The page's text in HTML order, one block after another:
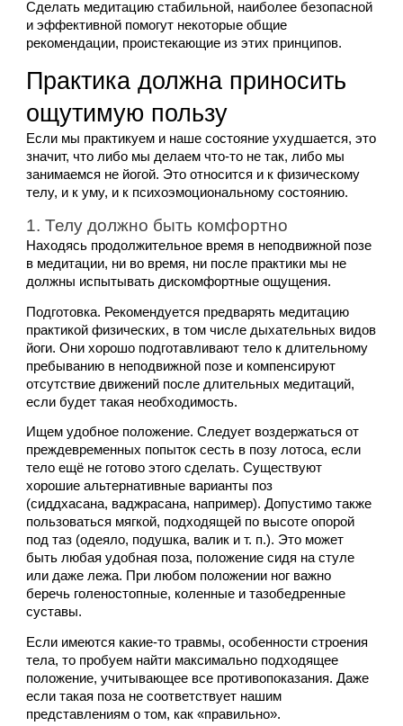
Сделать медитацию стабильной, наиболее безопасной
и эффективной помогут некоторые общие
рекомендации, проистекающие из этих принципов.
Практика должна приносить
ощутимую пользу
Если мы практикуем и наше состояние ухудшается, это
значит, что либо мы делаем что-то не так, либо мы
занимаемся не йогой. Это относится и к физическому
телу, и к уму, и к психоэмоциональному состоянию.
1. Телу должно быть комфортно
Находясь продолжительное время в неподвижной позе
в медитации, ни во время, ни после практики мы не
должны испытывать дискомфортные ощущения.
Подготовка. Рекомендуется предварять медитацию
практикой физических, в том числе дыхательных видов
йоги. Они хорошо подготавливают тело к длительному
пребыванию в неподвижной позе и компенсируют
отсутствие движений после длительных медитаций,
если будет такая необходимость.
Ищем удобное положение. Следует воздержаться от
преждевременных попыток сесть в позу лотоса, если
тело ещё не готово этого сделать. Существуют
хорошие альтернативные варианты поз
(сиддхасана, ваджрасана, например). Допустимо также
пользоваться мягкой, подходящей по высоте опорой
под таз (одеяло, подушка, валик и т. п.). Это может
быть любая удобная поза, положение сидя на стуле
или даже лежа. При любом положении ног важно
беречь голеностопные, коленные и тазобедренные
суставы.
Если имеются какие-то травмы, особенности строения
тела, то пробуем найти максимально подходящее
положение, учитывающее все противопоказания. Даже
если такая поза не соответствует нашим
представлениям о том, как «правильно».